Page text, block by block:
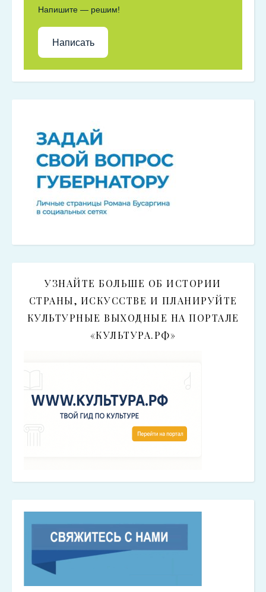
Напишите — решим!
Написать
УЗНАЙТЕ БОЛЬШЕ ОБ ИСТОРИИ
СТРАНЫ, ИСКУССТВЕ И ПЛАНИРУЙТЕ
КУЛЬТУРНЫЕ ВЫХОДНЫЕ НА ПОРТАЛЕ
«КУЛЬТУРА.РФ»